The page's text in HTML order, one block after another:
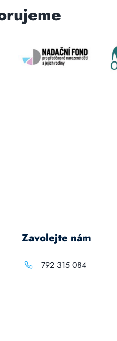
Zavolejte nám
792 315 084